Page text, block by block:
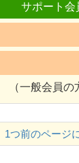
サポート会
（一般会員
1つ前のページ